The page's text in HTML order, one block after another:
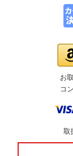
お
コ
取